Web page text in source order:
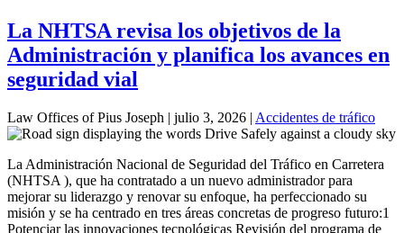
La NHTSA revisa los objetivos de la
Administración y planifica los avances en
seguridad vial
Law Offices of Pius Joseph | julio 3, 2026 | Accidentes de tráfico
La Administración Nacional de Seguridad del Tráfico en Carretera
(NHTSA ), que ha contratado a un nuevo administrador para
mejorar su liderazgo y renovar su enfoque, ha perfeccionado su
misión y se ha centrado en tres áreas concretas de progreso futuro:1
Potenciar las innovaciones tecnológicas Revisión del programa de